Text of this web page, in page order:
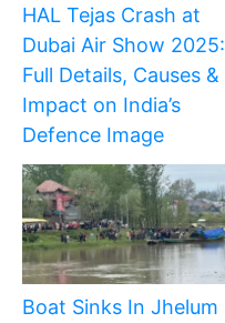
HAL Tejas Crash at
Dubai Air Show 2025:
Full Details, Causes &
Impact on India’s
Defence Image
Boat Sinks In Jhelum